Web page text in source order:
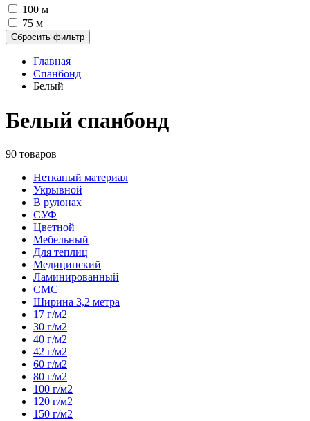
100 м
75 м
Сбросить фильтр
Главная
Спанбонд
Белый
Белый спанбонд
90 товаров
Нетканый материал
Укрывной
В рулонах
СУФ
Цветной
Мебельный
Для теплиц
Медицинский
Ламинированный
СМС
Ширина 3,2 метра
17 г/м2
30 г/м2
40 г/м2
42 г/м2
60 г/м2
80 г/м2
100 г/м2
120 г/м2
150 г/м2